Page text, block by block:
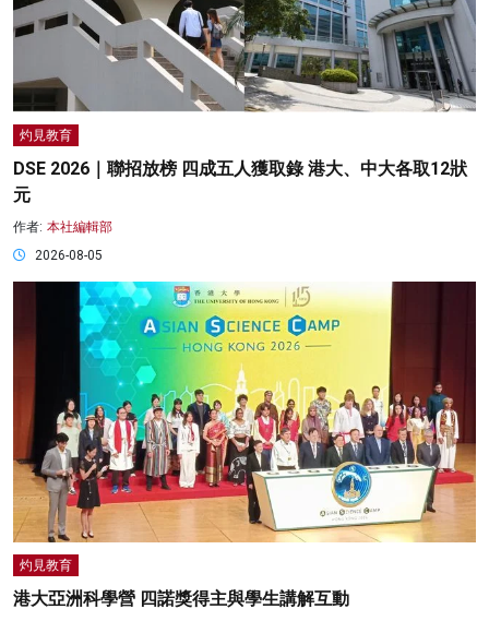
灼見教育
DSE 2026｜聯招放榜 四成五人獲取錄 港大、中大各取12狀
元
作者: 本社編輯部
2026-08-05
灼見教育
港大亞洲科學營 四諾獎得主與學生講解互動